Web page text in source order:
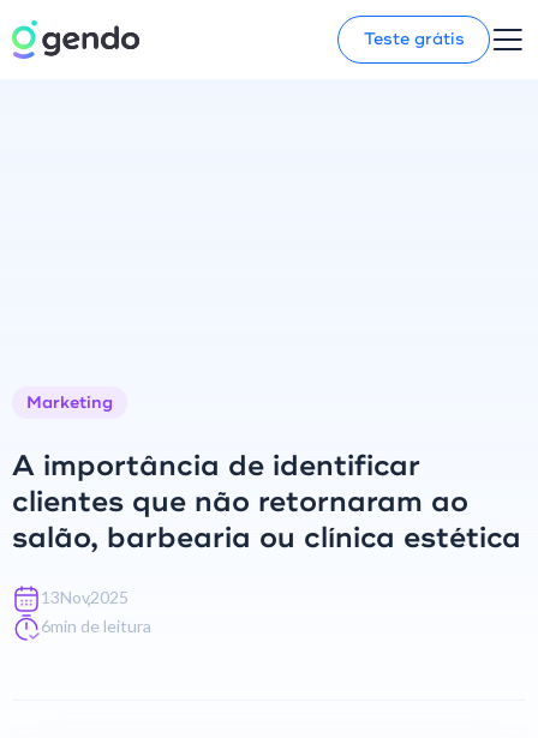
Teste grátis
Marketing
A importância de identificar
clientes que não retornaram ao
salão, barbearia ou clínica estética
13Nov,2025
6min de leitura